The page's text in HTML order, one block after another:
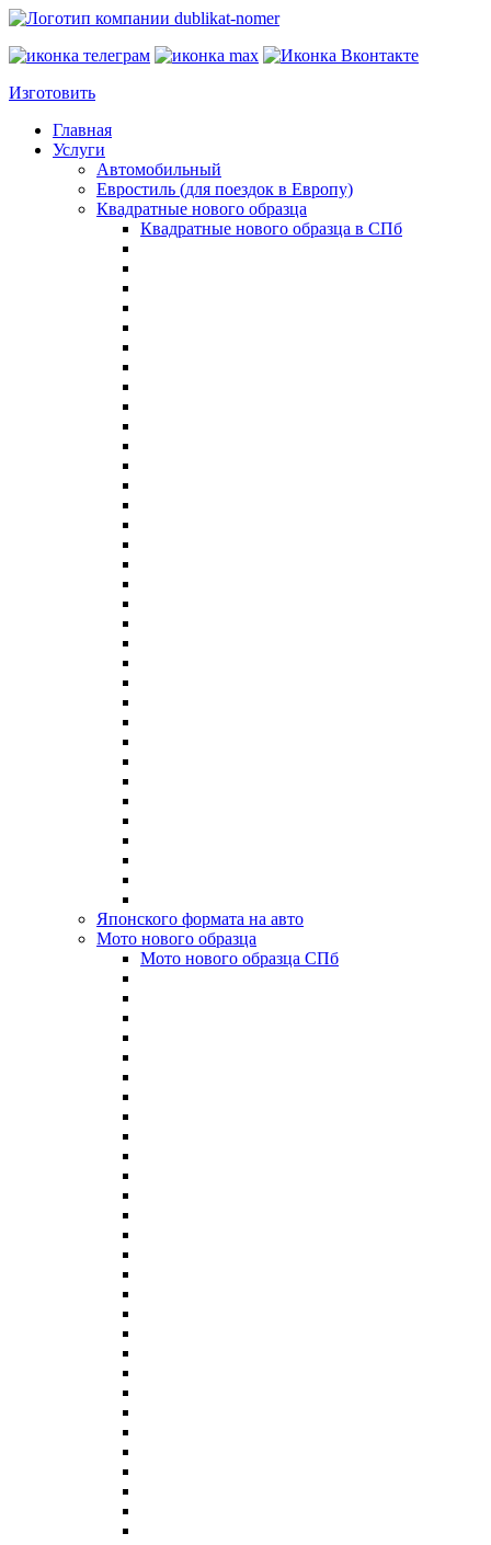
Изготовить
Главная
Услуги
Автомобильный
Евростиль (для поездок в Европу)
Квадратные нового образца
Квадратные нового образца в СПб
Японского формата на авто
Мото нового образца
Мото нового образца СПб